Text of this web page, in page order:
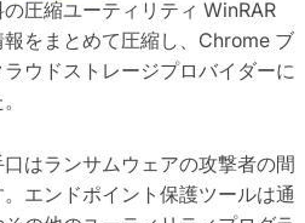
圧縮ユーティリティ WinRAR
をまとめて圧縮し、Chrome ブ
ウドストレージプロバイダーに
はランサムウェアの攻撃者の間
エンドポイント保護ツールは通